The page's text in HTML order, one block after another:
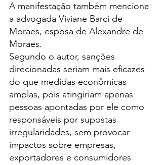
A manifestação também menciona
a advogada Viviane Barci de
Moraes, esposa de Alexandre de
Moraes.
Segundo o autor, sanções
direcionadas seriam mais eficazes
do que medidas econômicas
amplas, pois atingiriam apenas
pessoas apontadas por ele como
responsáveis por supostas
irregularidades, sem provocar
impactos sobre empresas,
exportadores e consumidores